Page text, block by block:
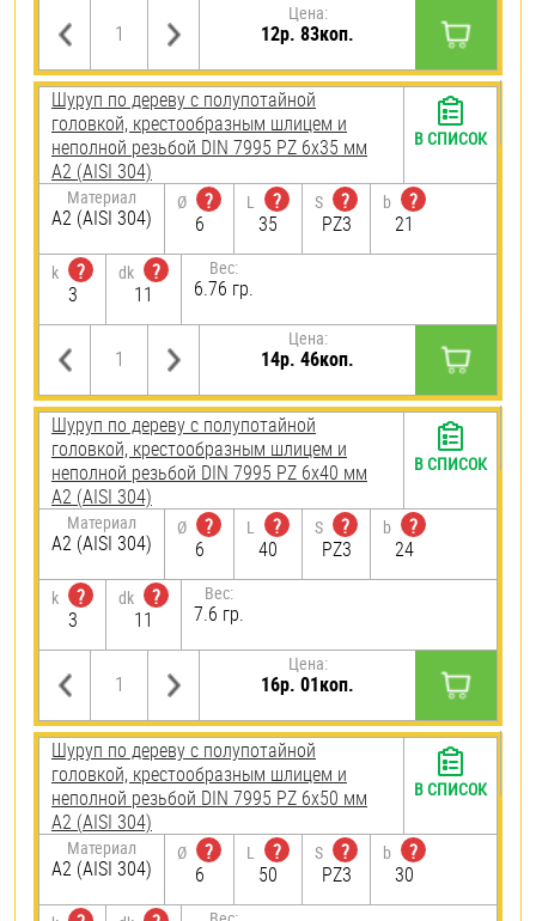
Цена:
12р. 83коп.
Шуруп по дереву с полупотайной
головкой, крестообразным шлицем и
неполной резьбой DIN 7995 PZ 6х35 мм
А2 (AISI 304)
Материал
А2 (AISI 304)
Ø
?
6
L
?
35
S
?
PZ3
b
?
21
k
?
3
dk
?
11
Вес:
6.76 гр.
Цена:
14р. 46коп.
В СПИСОК
Шуруп по дереву с полупотайной
головкой, крестообразным шлицем и
неполной резьбой DIN 7995 PZ 6х40 мм
А2 (AISI 304)
Материал
А2 (AISI 304)
Ø
?
6
L
?
40
S
?
PZ3
b
?
24
k
?
3
dk
?
11
Вес:
7.6 гр.
Цена:
16р. 01коп.
В СПИСОК
Шуруп по дереву с полупотайной
головкой, крестообразным шлицем и
неполной резьбой DIN 7995 PZ 6х50 мм
А2 (AISI 304)
Материал
А2 (AISI 304)
Ø
?
6
L
?
50
S
?
PZ3
b
?
30
В СПИСОК